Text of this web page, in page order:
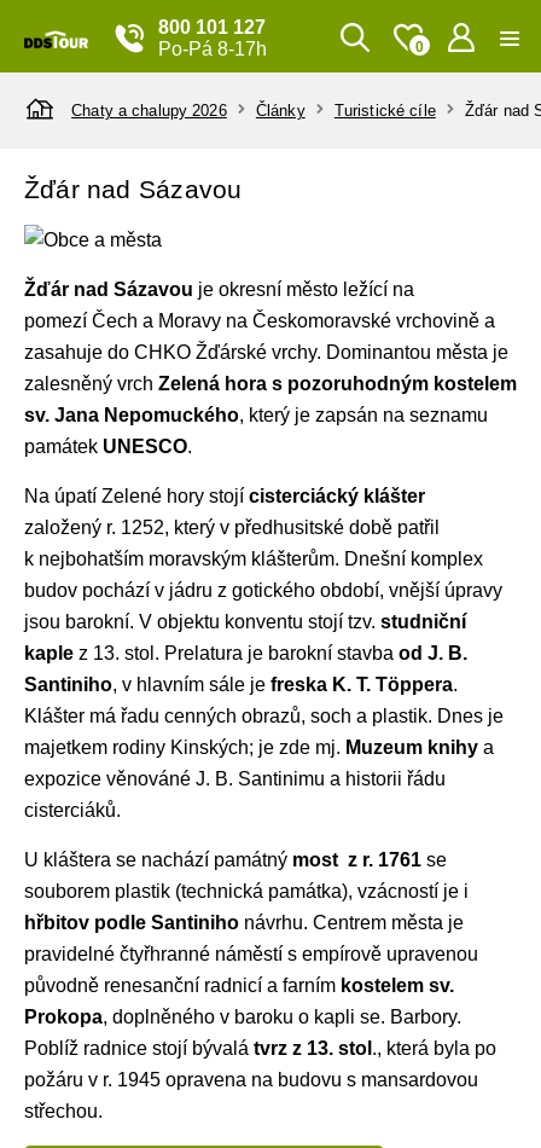
800 101 127
Po-Pá 8-17h
0
Chaty a chalupy 2026 Články Turistické cíle Žďár nad
Žďár nad Sázavou
Žďár nad Sázavou je okresní město ležící na
pomezí Čech a Moravy na Českomoravské vrchovině a
zasahuje do CHKO Žďárské vrchy. Dominantou města je
zalesněný vrch Zelená hora s pozoruhodným kostelem
sv. Jana Nepomuckého, který je zapsán na seznamu
památek UNESCO.
Na úpatí Zelené hory stojí cisterciácký klášter
založený r. 1252, který v předhusitské době patřil
k nejbohatším moravským klášterům. Dnešní komplex
budov pochází v jádru z gotického období, vnější úpravy
jsou barokní. V objektu konventu stojí tzv. studniční
kaple z 13. stol. Prelatura je barokní stavba od J. B.
Santiniho, v hlavním sále je freska K. T. Töppera.
Klášter má řadu cenných obrazů, soch a plastik. Dnes je
majetkem rodiny Kinských; je zde mj. Muzeum knihy a
expozice věnováné J. B. Santinimu a historii řádu
cisterciáků.
U kláštera se nachází památný most z r. 1761 se
souborem plastik (technická památka), vzácností je i
hřbitov podle Santiniho návrhu. Centrem města je
pravidelné čtyřhranné náměstí s empírově upravenou
původně renesanční radnicí a farním kostelem sv.
Prokopa, doplněného v baroku o kapli se. Barbory.
Poblíž radnice stojí bývalá tvrz z 13. stol ., která byla po
požáru v r. 1945 opravena na budovu s mansardovou
střechou.